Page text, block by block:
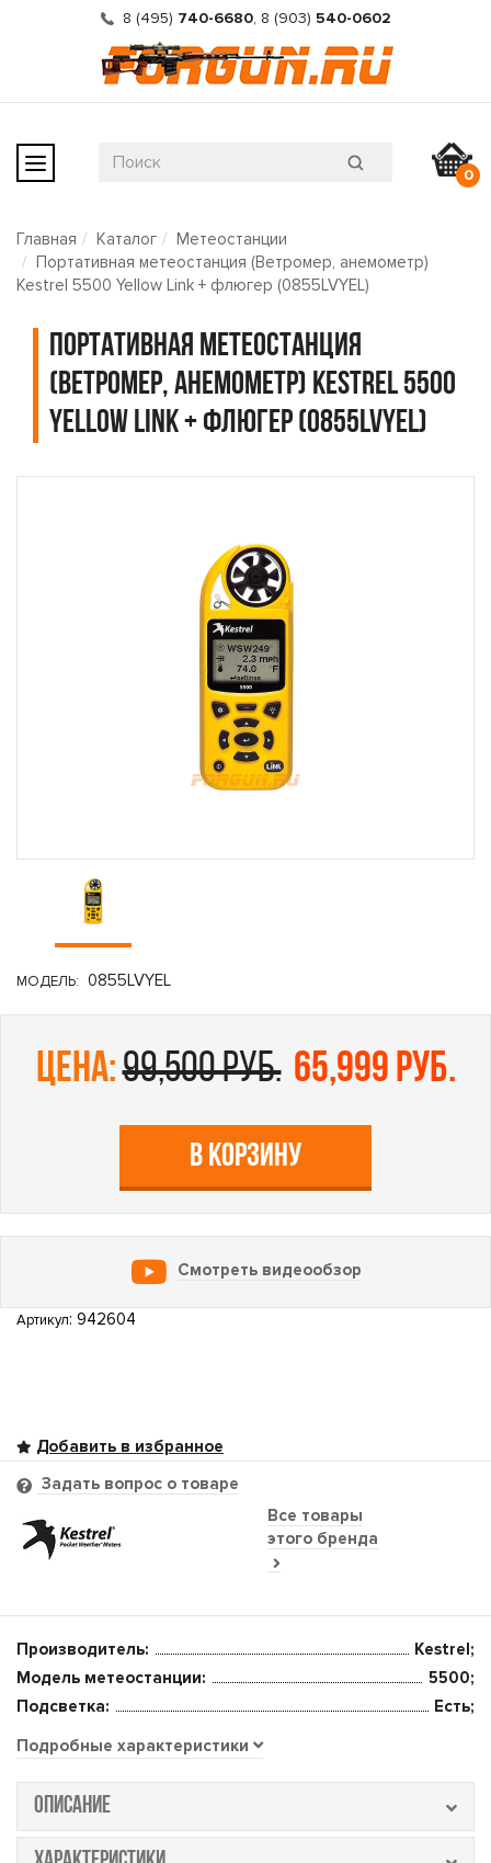
8 (495) 740-6680, 8 (903) 540-0602
0
Главная Каталог
Метеостанции
Портативная метеостанция (Ветромер, анемометр)
Kestrel 5500 Yellow Link + флюгер (0855LVYEL)
Портативная метеостанция
(Ветромер, анемометр) Kestrel 5500
Yellow Link + флюгер (0855LVYEL)
МОДЕЛЬ: 0855LVYEL
цена:99,500 руб. 65,999 руб.
В КОРЗИНУ
Смотреть видеообзор
Артикул: 942604
Все товары
этого бренда
Задать вопрос о товаре
Производитель:
Kestrel;
Модель метеостанции:
5500;
Подсветка:
Есть;
Подробные характеристики
ОПИСАНИЕ